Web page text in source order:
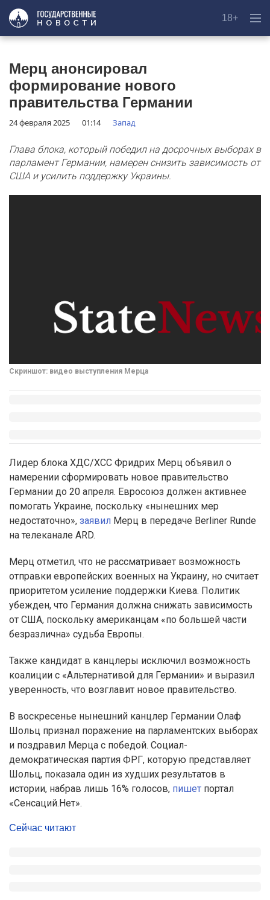
18+
Мерц анонсировал
формирование нового
правительства Германии
24 февраля 2025 01:14 Запад
Глава блока, который победил на досрочных выборах в
парламент Германии, намерен снизить зависимость от
США и усилить поддержку Украины.
Скриншот: видео выступления Мерца
Лидер блока ХДС/ХСС Фридрих Мерц объявил о
намерении сформировать новое правительство
Германии до 20 апреля. Евросоюз должен активнее
помогать Украине, поскольку «нынешних мер
недостаточно», заявил Мерц в передаче Berliner Runde
на телеканале ARD.
Мерц отметил, что не рассматривает возможность
отправки европейских военных на Украину, но считает
приоритетом усиление поддержки Киева. Политик
убежден, что Германия должна снижать зависимость
от США, поскольку американцам «по большей части
безразлична» судьба Европы.
Также кандидат в канцлеры исключил возможность
коалиции с «Альтернативой для Германии» и выразил
уверенность, что возглавит новое правительство.
В воскресенье нынешний канцлер Германии Олаф
Шольц признал поражение на парламентских выборах
и поздравил Мерца с победой. Социал-
демократическая партия ФРГ, которую представляет
Шольц, показала один из худших результатов в
истории, набрав лишь 16% голосов, пишет портал
«Сенсаций.Нет».
Сейчас читают